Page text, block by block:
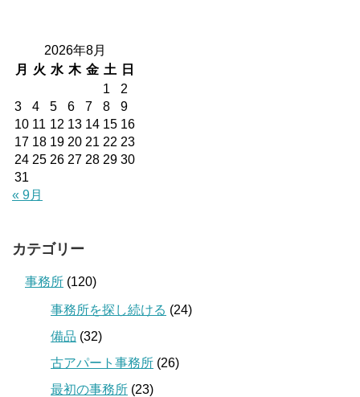
2026年8月
月
火 水 木 金 土
日
1
2
3
4 5 6 7 8
9
10 11 12 13 14 15 16
17 18 19 20 21 22 23
24 25 26 27 28 29 30
31
« 9月
カテゴリー
事務所 (120)
事務所を探し続ける (24)
備品 (32)
古アパート事務所 (26)
最初の事務所 (23)